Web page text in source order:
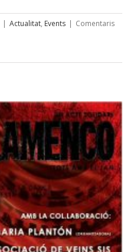
| Actualitat, Events | Comentaris